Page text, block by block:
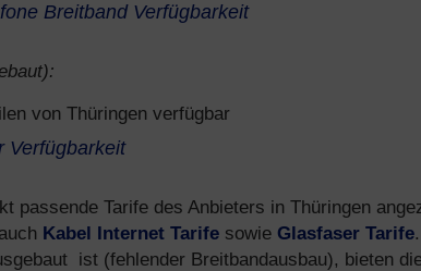
Breitband Verfügbarkeit
von Thüringen verfügbar
Verfügbarkeit
passende Tarife des Anbieters in Thüringen
Kabel Internet Tarife sowie Glasfaser Tarife.
ist (fehlender Breitbandausbau), bieten